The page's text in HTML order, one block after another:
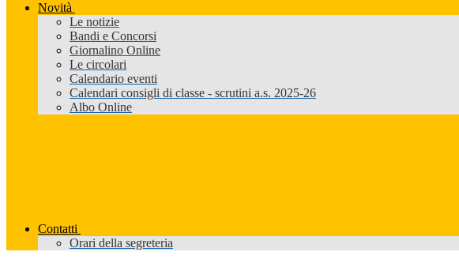
Novità
Le notizie
Bandi e Concorsi
Giornalino Online
Le circolari
Calendario eventi
Calendari consigli di classe - scrutini a.s. 2025-26
Albo Online
Contatti
Orari della segreteria